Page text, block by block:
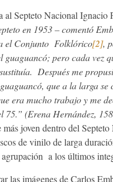
al Septeto Nacional Ignacio
en 1953 – comentó
el Conjunto Folklórico[2],
guaguancó; pero cada vez
Después me
que a la larga se
era mucho trabajo y me
75.” (Erena Hernández,
más joven dentro del
de vinilo de larga
a los últimos
las imágenes de Carlos